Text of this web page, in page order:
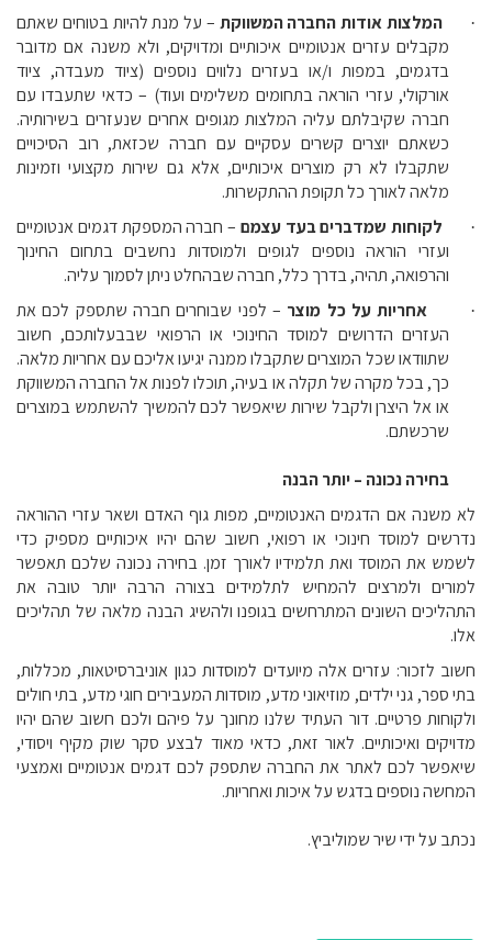
· המלצות אודות החברה המשווקת – על מנת להיות בטוחים שאתם
מקבלים עזרים אנטומיים איכותיים ומדויקים, ולא משנה אם מדובר
בדגמים, במפות ו/או בעזרים נלווים נוספים (ציוד מעבדה, ציוד
אורקולי, עזרי הוראה בתחומים משלימים ועוד) – כדאי שתעבדו עם
חברה שקיבלתם עליה המלצות מגופים אחרים שנעזרים בשירותיה.
כשאתם יוצרים קשרים עסקיים עם חברה שכזאת, רוב הסיכויים
שתקבלו לא רק מוצרים איכותיים, אלא גם שירות מקצועי וזמינות
מלאה לאורך כל תקופת ההתקשרות.
· לקוחות שמדברים בעד עצמם – חברה המספקת דגמים אנטומיים
ועזרי הוראה נוספים לגופים ולמוסדות נחשבים בתחום החינוך
והרפואה, תהיה, בדרך כלל, חברה שבהחלט ניתן לסמוך עליה.
· אחריות על כל מוצר – לפני שבוחרים חברה שתספק לכם את
העזרים הדרושים למוסד החינוכי או הרפואי שבבעלותכם, חשוב
שתוודאו שכל המוצרים שתקבלו ממנה יגיעו אליכם עם אחריות מלאה.
כך, בכל מקרה של תקלה או בעיה, תוכלו לפנות אל החברה המשווקת
או אל היצרן ולקבל שירות שיאפשר לכם להמשיך להשתמש במוצרים
שרכשתם.
בחירה נכונה – יותר הבנה
לא משנה אם הדגמים האנטומיים, מפות גוף האדם ושאר עזרי ההוראה
נדרשים למוסד חינוכי או רפואי, חשוב שהם יהיו איכותיים מספיק כדי
לשמש את המוסד ואת תלמידיו לאורך זמן. בחירה נכונה שלכם תאפשר
למורים ולמרצים להמחיש לתלמידים בצורה הרבה יותר טובה את
התהליכים השונים המתרחשים בגופנו ולהשיג הבנה מלאה של תהליכים
אלו.
חשוב לזכור: עזרים אלה מיועדים למוסדות כגון אוניברסיטאות, מכללות,
בתי ספר, גני ילדים, מוזיאוני מדע, מוסדות המעבירים חוגי מדע, בתי חולים
ולקוחות פרטיים. דור העתיד שלנו מחונך על פיהם ולכם חשוב שהם יהיו
מדויקים ואיכותיים. לאור זאת, כדאי מאוד לבצע סקר שוק מקיף ויסודי,
שיאפשר לכם לאתר את החברה שתספק לכם דגמים אנטומיים ואמצעי
המחשה נוספים בדגש על איכות ואחריות.
נכתב על ידי שיר שמוליביץ.